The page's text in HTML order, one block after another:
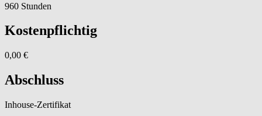
960 Stunden
Kostenpflichtig
0,00 €
Abschluss
Inhouse-Zertifikat